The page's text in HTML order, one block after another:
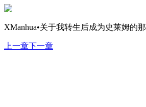
XManhua•关于我转生后成为史莱姆的
上一章下一章